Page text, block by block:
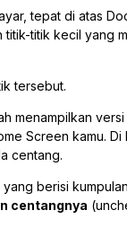
tepat di atas
titik kecil yang
tersebut.
menampilkan versi
Screen kamu.
centang.
yang berisi
centangnya